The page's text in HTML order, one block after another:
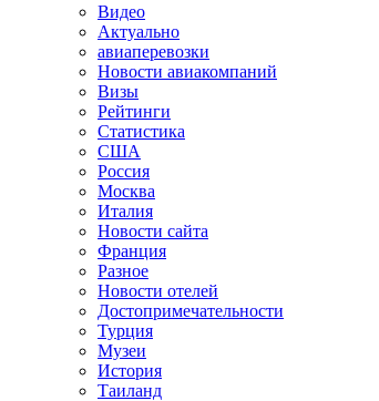
Видео
Актуально
авиаперевозки
Новости авиакомпаний
Визы
Рейтинги
Статистика
США
Россия
Москва
Италия
Новости сайта
Франция
Разное
Новости отелей
Достопримечательности
Турция
Музеи
История
Таиланд